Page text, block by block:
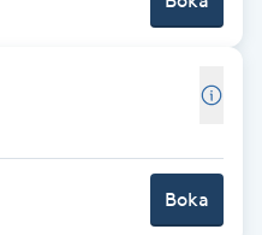
Boka